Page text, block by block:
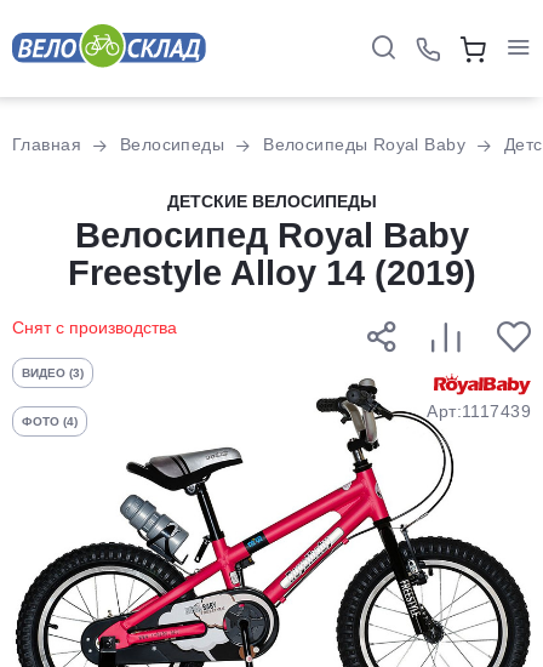
Главная Велосипеды Велосипеды Royal Baby
ДЕТСКИЕ ВЕЛОСИПЕДЫ
Велосипед Royal Baby
Freestyle Alloy 14 (2019)
Снят с производства
ВИДЕО (3)
ФОТО (4) Арт:1117439
Разбейте
оплатуна части
без переплат
График платежей
Добавляйте товары
в корзину